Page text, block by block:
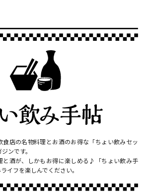
食店の名物料理とお酒のお得な「ちょい飲みセッ
ンです。
と酒が、しかもお得に楽しめる♪「ちょい飲み手
イフを楽しんでください。